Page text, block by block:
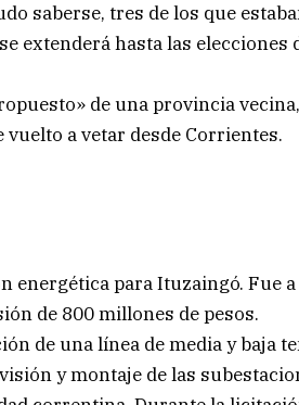
saberse, tres de los que
extenderá hasta las elecciones
de una provincia
a vetar desde Corrientes.
energética para Ituzaingó. Fue
de 800 millones de pesos.
de una línea de media y baja
y montaje de las